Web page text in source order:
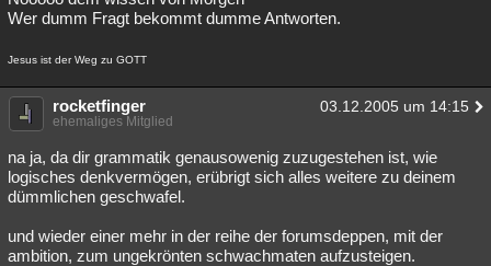
Wer dumm Fragt bekommt dumme Antworten.
Jesus ist der Weg zu GOTT
rocketfinger 03.12.2005 um 14:15
ehemaliges Mitglied
na ja, da dir grammatik genausowenig zuzugestehen ist, wie
logisches denkvermögen, erübrigt sich alles weitere zu deinem
dümmlichen geschwafel.
und wieder einer mehr in der reihe der forumsdeppen, mit der
ambition, zum ungekrönten schwachmaten aufzusteigen.